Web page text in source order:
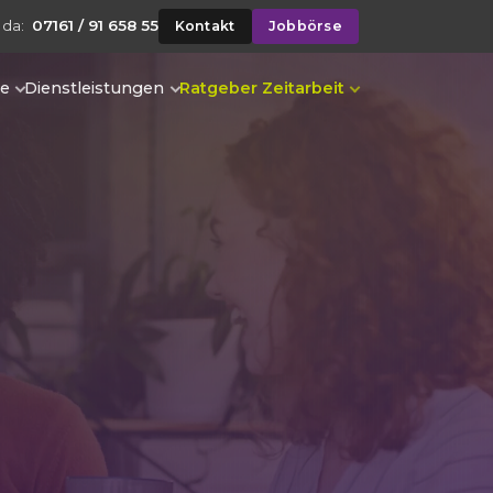
07161 / 91 658 55 Kontakt Jobbörse
Dienstleistungen Ratgeber Zeitarbeit